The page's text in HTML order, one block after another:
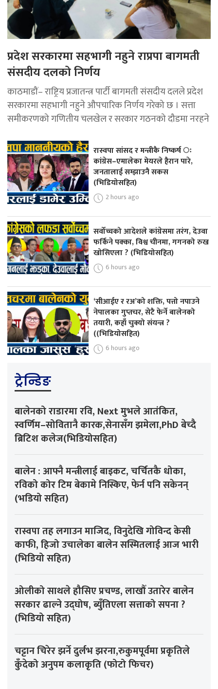
प्रदेश सरकारमा सहभागी नहुने राप्रपा बागमती
संसदीय दलको निर्णय
काठमाडौं– राष्ट्रिय प्रजातन्त्र पार्टी बागमती संसदीय दलले प्रदेश
सरकारमा सहभागी नहुने औपचारिक निर्णय गरेको छ । सत्ता
समीकरणको गणितीय चलखेल र सरकार गठनको दौडमा नरहने
रास्वपा सांसद र मन्त्रीकै निष्कर्ष ः
कांग्रेस–एमालेका मेयरले हैरान पारे,
जनतालाई सम्झाउनै सकस
(भिडियोसहित)
2 hours ago
सर्वोच्चको आदेशले कांग्रेसमा तरंग, देउवा
फर्किने पक्का, विश्व चीनमा, गगनको रुख
खोसिएला ? (भिडियोसहित)
6 hours ago
‘सीआईए र रअ’को शक्ति, पत्तो नपाउने
नेपालका गुप्तचर, सेटै फेर्ने बालेनको
तयारी, कहाँ चुक्यो संयन्त्र ?
((भिडियोसहित)
6 hours ago
ट्रेन्डिङ
बालेनको राडारमा रवि, Next मुभले आतंकित,
स्वर्णिम–सोवितानै कारक,सेनासँग झमेला,PhD बेच्दै
ब्रिटिश कलेज(भिडियोसहित)
बालेन : आफ्नै मन्त्रीलाई बाइकट, चर्चितकै धोका,
रविको कोर टिम बेकामे निस्किए, फेर्न पनि सकेनन्
(भडियो सहित)
रास्वपा तह लगाउन माजिद, विनुदेखि गोविन्द केसी
काफी, हिजो उचालेका बालेन सस्मितलाई आज भारी
(भिडियो सहित)
ओलीको साथले हौसिए प्रचण्ड, लाखौँ उतारेर बालेन
सरकार ढाल्ने उद्घोष, ब्युँतिएला सत्ताको सपना ?
(भिडियो सहित)
चट्टान चिरेर झर्ने दुर्लभ झरना,रुकुमपूर्वमा प्रकृतिले
कुँदेको अनुपम कलाकृति (फोटो फिचर)